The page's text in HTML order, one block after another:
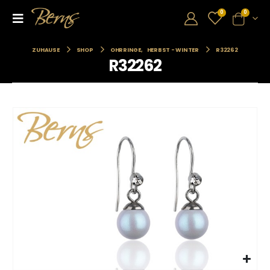
0 0
ZUHAUSE SHOP OHRRINGE, HERBST - WINTER R32262
R32262